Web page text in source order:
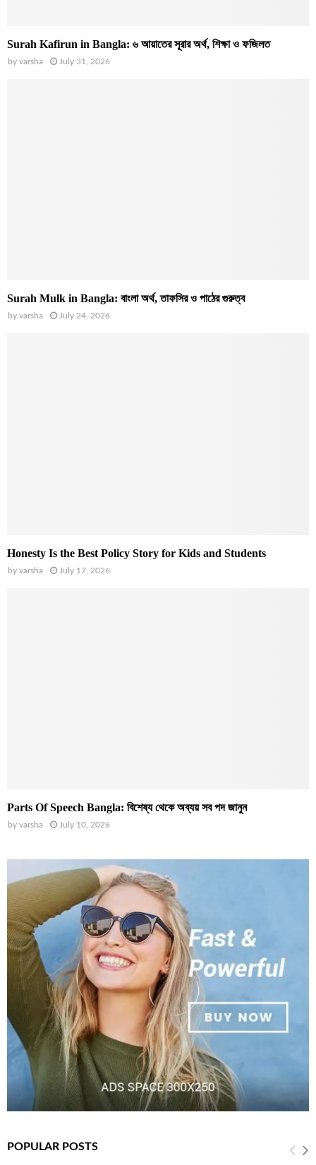
Surah Kafirun in Bangla: ৬ আয়াতের সূরার অর্থ, শিক্ষা ও ফজিলত
by varsha July 31, 2026
Surah Mulk in Bangla: বাংলা অর্থ, তাফসির ও পাঠের গুরুত্ব
by varsha July 24, 2026
Honesty Is the Best Policy Story for Kids and Students
by varsha July 17, 2026
Parts Of Speech Bangla: বিশেষ্য থেকে অব্যয় সব পদ জানুন
by varsha July 10, 2026
POPULAR POSTS